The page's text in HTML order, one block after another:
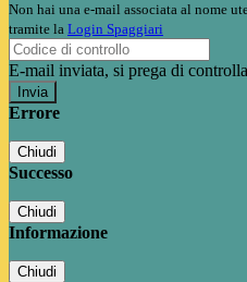
Non hai una e-mail associata al nome
tramite la Login Spaggiari
E-mail inviata, si prega di
Errore
Chiudi
Successo
Chiudi
Informazione
Chiudi